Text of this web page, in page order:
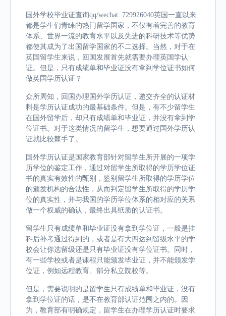
国外学校毕业证查询qq/wechat: 729926040英国一直以来
都是学生们青睐的热门留学国家，不仅有着完善的教育
体系、世界一流的教育水平以及先进的科研技术等优势
都使其成为了出国留学国家的不二选择。当然，对于在
英国留学生来说，回国发展首先就需要办理英国学认
证。但是，只有成绩单和毕业证没有拿到学位证书如何
做英国学历认证？
众所周知，回国办理国外学历认证，递交齐全的认证材
料是学历认证成功的最基础条件。但是，有不少留学生
在国外留学后，却只有成绩单和毕业证，并没有拿到学
位证书。对于这类情况的留学生，想要通过国外学历认
证就比较棘手了。
国外学历认证是国家教育部针对留学生所开展的一项学
历学位的鉴定工作，通过对留学生所取得的学历学位证
书的真实有效性的甄别，鉴别留学生所取得的学历学位
的颁发机构的合法性，从而判定留学生所取得的学历学
位的真实性，并与我国的学历学位体系的相对应的关系
做一个权威的确认，最终出具纸质的认证书。
留学生只有成绩单和毕业证没有拿到学位证，一般是挂
科后补考通过得到的，或者是有大四达到留级水平的学
校会让你选留级还是只有毕业证没有学位证书。同时，
有一些学校或者是课程只能颁发毕业证，并不能颁发学
位证，例如远程教育、部分私立院校等。
但是，需要说明的是留学生只有成绩单和毕业证，没有
拿到学位证的话，是不在教育部认证范围之内的。因
为，教育部有明确规定，留学生在办理学历认证时要求